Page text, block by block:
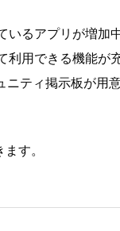
るアプリが増加中
用できる機能が充
ティ掲示板が用
す。